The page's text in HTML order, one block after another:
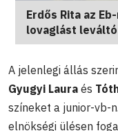
Erdős Rita az
lovaglást
A jelenlegi állás
Gyugyi Laura és
színeket a junior-vb-
elnökségi ülésen